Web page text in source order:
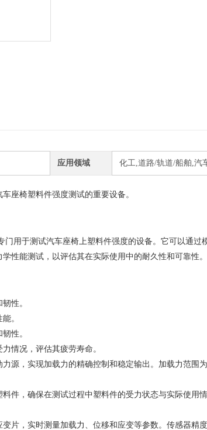
应用领域 化工,道路/轨道/船舶,汽
座椅塑料件强度测试的重要设备。
门用于测试汽车座椅上塑料件强度的设备。它可以通过
性能测试，以评估其在实际使用中的耐久性和可靠性。
性。
。
性。
情况，评估其疲劳寿命。
源，实现加载力的精确控制和稳定输出。加载力范围
件，确保在测试过程中塑料件的受力状态与实际使用
片，实时测量加载力、位移和应变等参数。传感器精